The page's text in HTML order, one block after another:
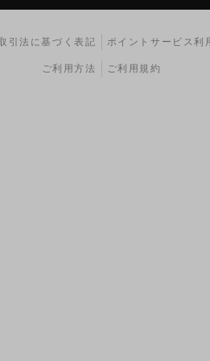
引法に基づく表記 ポイントサービス利
ご利用方法 ご利用規約